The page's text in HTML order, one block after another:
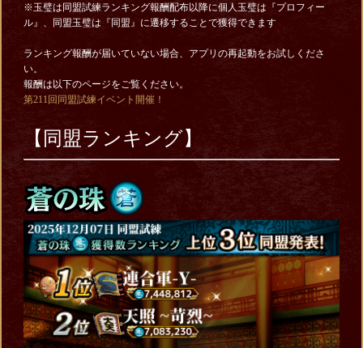
※玉璧は同盟試練ランキング報酬配布以降に個人玉璧は『プロフィー
ル』、同盟玉璧は『同盟』に遷移することで獲得できます
ランキング報酬が届いていない場合、アプリの再起動をお試しくださ
い。
報酬は以下のページをご覧ください。
第211回同盟試練イベント開催！
【同盟ランキング】